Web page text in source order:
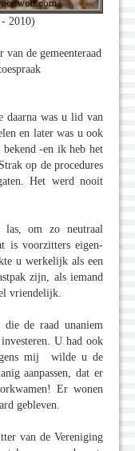
2010)
van de gemeenteraad
daarna was u lid van
en later was u ook
-en ik heb het
op de procedures
Het werd nooit
om zo neutraal
is voorzitters eigen-
u werkelijk als een
zijn, als iemand
vriendelijk.
de raad unaniem
U had ook
mij wilde u de
aanpassen, dat er
Er wonen
gebleven.
van de Vereniging